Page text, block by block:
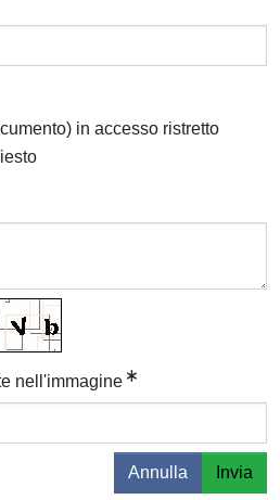
in accesso ristretto
nell'immagine
Annulla Invia